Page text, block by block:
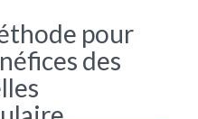
pour
des